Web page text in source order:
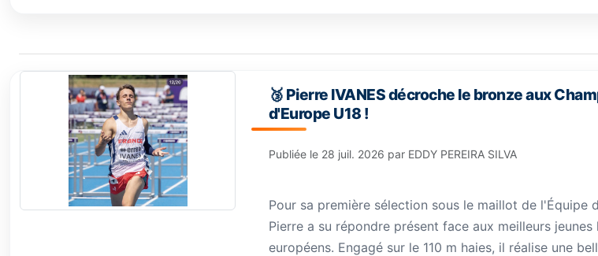
🥉 Pierre IVANES décroche le bronze aux
d'Europe U18 !
Publiée le 28 juil. 2026 par EDDY PEREIRA SILVA
Pour sa première sélection sous le maillot de l'Équipe
Pierre a su répondre présent face aux meilleurs jeunes
européens. Engagé sur le 110 m haies, il réalise une